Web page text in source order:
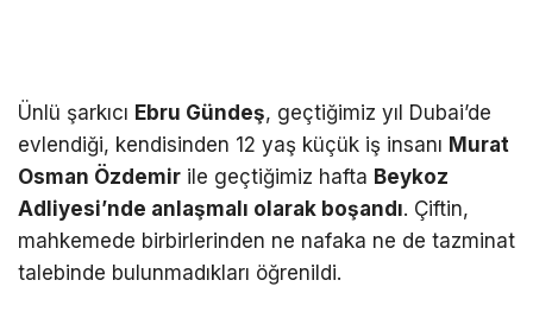
Ünlü şarkıcı Ebru Gündeş, geçtiğimiz yıl Dubai’de
evlendiği, kendisinden 12 yaş küçük iş insanı Murat
Osman Özdemir ile geçtiğimiz hafta Beykoz
Adliyesi’nde anlaşmalı olarak boşandı. Çiftin,
mahkemede birbirlerinden ne nafaka ne de tazminat
talebinde bulunmadıkları öğrenildi.